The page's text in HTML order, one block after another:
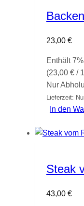
Backen
23,00 €
Enthält
(23,00 € /
Nur
Lieferzeit:
In den
Steak
43,00 €